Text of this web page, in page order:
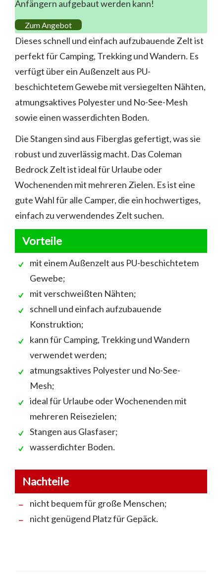
Anfängern aufgebaut werden kann!
Zum Angebot
Dieses schnell und einfach aufzubauende Zelt ist
perfekt für Camping, Trekking und Wandern. Es
verfügt über ein Außenzelt aus PU-
beschichtetem Gewebe mit versiegelten Nähten,
atmungsaktives Polyester und No-See-Mesh
sowie einen wasserdichten Boden.
Die Stangen sind aus Fiberglas gefertigt, was sie
robust und zuverlässig macht. Das Coleman
Bedrock Zelt ist ideal für Urlaube oder
Wochenenden mit mehreren Zielen. Es ist eine
gute Wahl für alle Camper, die ein hochwertiges,
einfach zu verwendendes Zelt suchen.
Vorteile
mit einem Außenzelt aus PU-beschichtetem
Gewebe;
mit verschweißten Nähten;
schnell und einfach aufzubauende
Konstruktion;
kann für Camping, Trekking und Wandern
verwendet werden;
atmungsaktives Polyester und No-See-
Mesh;
ideal für Urlaube oder Wochenenden mit
mehreren Reisezielen;
Stangen aus Glasfaser;
wasserdichter Boden.
Nachteile
nicht bequem für große Menschen;
nicht genügend Platz für Gepäck.